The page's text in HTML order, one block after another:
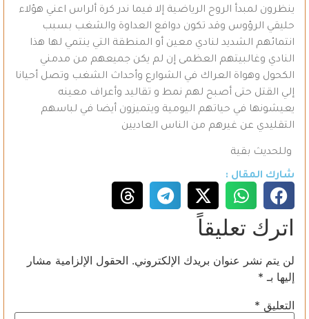
ينظرون لمبدأ الروح الرياضية إلا فيما ندر كرة ألراس اعني هؤلاء
حليقي الرؤوس وقد تكون دوافع العداوة والشغب بسبب
انتمائهم الشديد لنادي معين أو المنطقة التي ينتمي لها هذا
النادي وغالبيتهم العظمى إن لم يكن جميعهم من مدمني
الكحول وهواة العراك في الشوارع وأحداث الشغب وتصل أحيانا
إلي القتل حتى أصبح لهم نمط و تقاليد وأعراف معينه
يعيشونها في حياتهم اليومية ويتميزون أيضا في لباسهم
التقليدي عن غيرهم من الناس العاديين
وللحديث بقية
شارك المقال :
اترك تعليقاً
لن يتم نشر عنوان بريدك الإلكتروني. الحقول الإلزامية مشار
إليها بـ *
التعليق *